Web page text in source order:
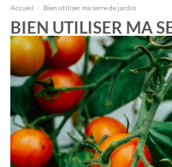
Accueil Bien utiliser ma serre de jardin
BIEN UTILISER MA